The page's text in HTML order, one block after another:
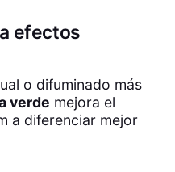
efectos
o difuminado más
verde mejora el
a diferenciar mejor